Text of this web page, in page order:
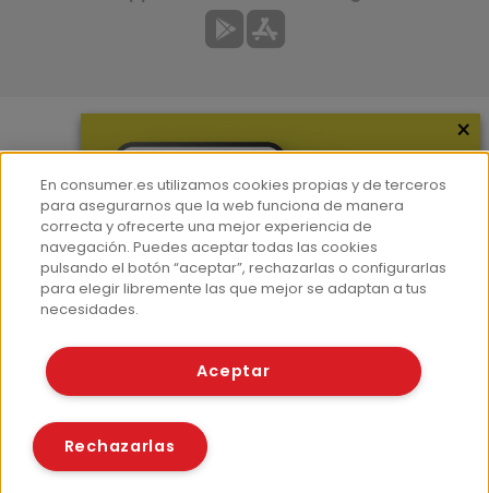
Más información
¿Quiénes somos?
Hemeroteca
Contacto
Prensa
© Fundación EROSKI
Aviso legal
Políticas de cookies
×
En consumer.es utilizamos cookies propias y de terceros
para asegurarnos que la web funciona de manera
correcta y ofrecerte una mejor experiencia de
navegación. Puedes aceptar todas las cookies
pulsando el botón “aceptar”, rechazarlas o configurarlas
para elegir libremente las que mejor se adaptan a tus
necesidades.
Aceptar
Rechazarlas